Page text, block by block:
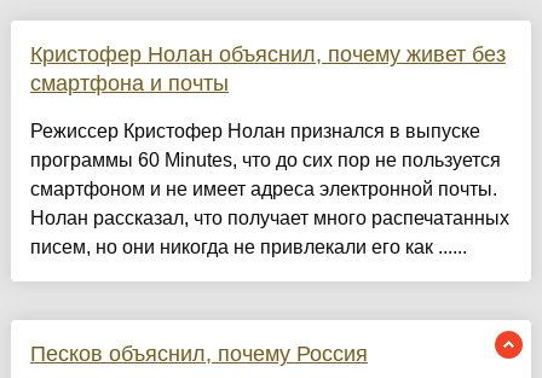
Кристофер Нолан объяснил, почему живет без
смартфона и почты
Режиссер Кристофер Нолан признался в выпуске
программы 60 Minutes, что до сих пор не пользуется
смартфоном и не имеет адреса электронной почты.
Нолан рассказал, что получает много распечатанных
писем, но они никогда не привлекали его как ......
Песков объяснил, почему Россия